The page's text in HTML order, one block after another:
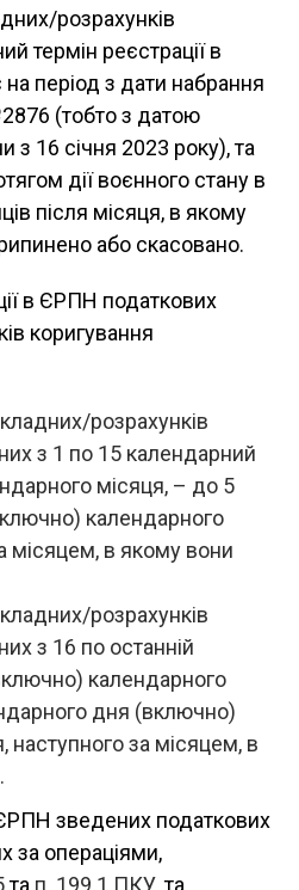
розрахунків
термін реєстрації в
період з дати набрання
(тобто з датою
з 16 січня 2023 року), та
дії воєнного стану в
після місяця, в якому
або скасовано.
в ЄРПН податкових
коригування
розрахунків
з 1 по 15 календарний
місяця, – до 5
календарного
місяцем, в якому вони
розрахунків
з 16 по останній
календарного
дня (включно)
наступного за місяцем, в
зведених податкових
за операціями,
та п. 199.1 ПКУ , та